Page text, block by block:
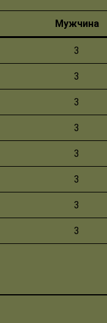
Мужчина
3
3
3
3
3
3
3
3